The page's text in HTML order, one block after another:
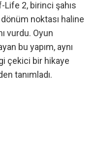
Life 2, birinci şahıs
noktası haline
vurdu. Oyun
bu yapım, aynı
çekici bir hikaye
tanımladı.